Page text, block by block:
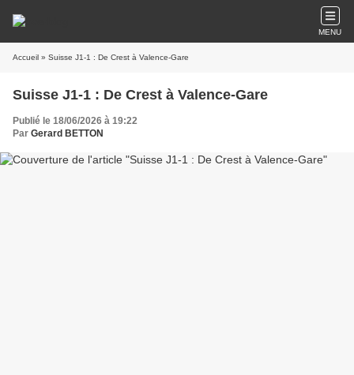
MENU
Accueil » Suisse J1-1 : De Crest à Valence-Gare
Suisse J1-1 : De Crest à Valence-Gare
Publié le 18/06/2026 à 19:22
Par Gerard BETTON